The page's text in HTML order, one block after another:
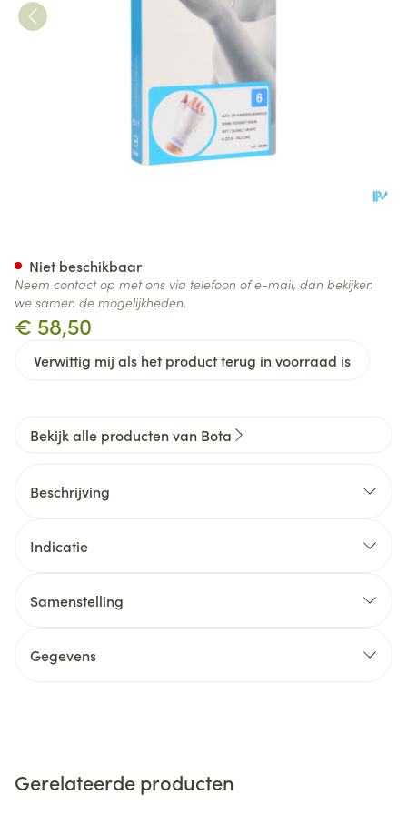
€ 58,50
Verwittig mij als het product terug in voorraad is
Niet beschikbaar
Neem contact op met ons via telefoon of e-mail, dan bekijken
we samen de mogelijkheden.
Bekijk alle producten van Bota
Beschrijving
Indicatie
Samenstelling
Gegevens
Gerelateerde producten